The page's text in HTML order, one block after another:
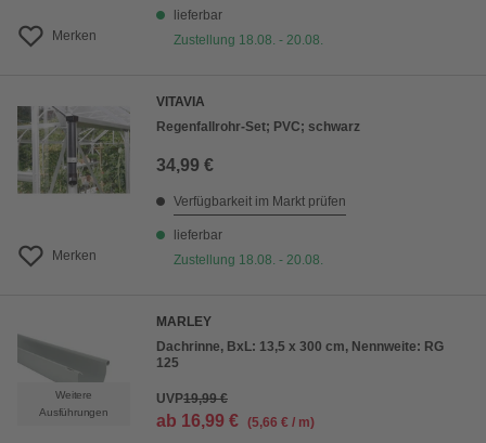
Merken
lieferbar
Zustellung 18.08. - 20.08.
Merken
VITAVIA
Regenfallrohr-Set; PVC; schwarz
34,99 €
Verfügbarkeit im Markt prüfen
lieferbar
Zustellung 18.08. - 20.08.
Weitere
Ausführungen
MARLEY
Dachrinne, BxL: 13,5 x 300 cm, Nennweite: RG
125
UVP19,99 €
ab 16,99 € (5,66 € / m)